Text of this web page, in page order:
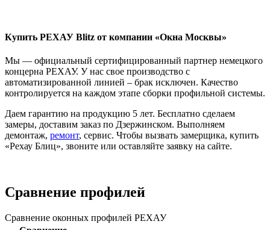
Купить РЕХАУ Blitz от компании «Окна Москвы»
Мы — официальный сертифицированный партнер немецкого
концерна РЕХАУ. У нас свое производство с
автоматизированной линией – брак исключен. Качество
контролируется на каждом этапе сборки профильной системы.
Даем гарантию на продукцию 5 лет. Бесплатно сделаем
замеры, доставим заказ по Дзержинском. Выполняем
демонтаж, ремонт, сервис. Чтобы вызвать замерщика, купить
«Рехау Блиц», звоните или оставляйте заявку на сайте.
Сравнение профилей
Сравнение оконных профилей РЕХАУ